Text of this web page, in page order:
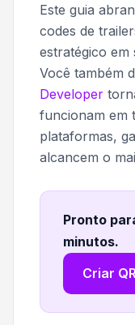
Este guia
codes de
estratégico em
Você também
Developer
funcionam em
plataformas,
alcancem o
Pronto
minutos.
Criar